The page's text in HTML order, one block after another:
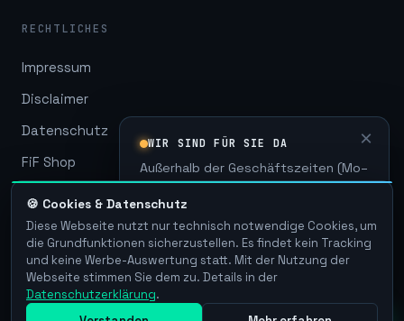
RECHTLICHES
Impressum
Disclaimer
Datenschutz
FiF Shop
© 2026
FiF-IT GmbH — Alle Rechte vorbehalten
// Läuft bei uns. Läuft bei Ihnen. Weil esEinfach
🍪 Cookies & Datenschutz
Diese Webseite nutzt nur technisch notwendige Cookies, um
die Grundfunktionen sicherzustellen. Es findet kein Tracking
und keine Werbe-Auswertung statt. Mit der Nutzung der
Webseite stimmen Sie dem zu. Details in der
Datenschutzerklärung.
WIR SIND FÜR SIE DA
Außerhalb der Geschäftszeiten (Mo–
Fr · 08:00–17:00). Hinterlassen Sie
uns eine Nachricht!
Chat starten→
×